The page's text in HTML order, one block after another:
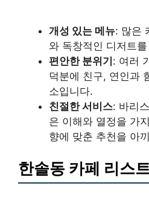
개성 있는 메뉴: 많은
와 독창적인 디저트
편안한 분위기: 여러
덕분에 친구, 연인과
소입니다.
친절한 서비스: 바리
은 이해와 열정을 가
향에 맞춘 추천을 아
한솔동 카페 리스